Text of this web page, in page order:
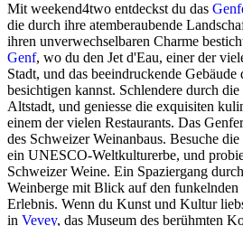
Mit weekend4two entdeckst du das
die durch ihre atemberaubende
ihren unverwechselbaren Charme
Genf, wo du den Jet d'Eau, einer der
Stadt, und das beeindruckende
besichtigen kannst. Schlendere durch die
Altstadt, und geniesse die exquisiten
einem der vielen Restaurants. Das
des Schweizer Weinanbaus. Besuche
ein UNESCO-Weltkulturerbe, und
Schweizer Weine. Ein Spaziergang
Weinberge mit Blick auf den funkelnden
Erlebnis. Wenn du Kunst und Kultur
in Vevey, das Museum des berühmten